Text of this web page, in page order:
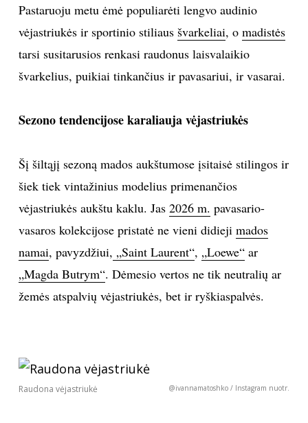
MUZIKA
FOTOGRAFIJA
MENAS
ORAI
ĮDOMYBĖS
KNYGOS
Pastaruoju metu ėmė populiarėti lengvo audinio
vėjastriukės ir sportinio stiliaus švarkeliai, o madistės
tarsi susitarusios renkasi raudonus laisvalaikio
švarkelius, puikiai tinkančius ir pavasariui, ir vasarai.
Sezono tendencijose karaliauja vėjastriukės
Šį šiltąjį sezoną mados aukštumose įsitaisė stilingos ir
šiek tiek vintažinius modelius primenančios
vėjastriukės aukštu kaklu. Jas 2026 m. pavasario-
vasaros kolekcijose pristatė ne vieni didieji mados
namai, pavyzdžiui, „Saint Laurent“, „Loewe“ar
„Magda Butrym“. Dėmesio vertos ne tik neutralių ar
žemės atspalvių vėjastriukės, bet ir ryškiaspalvės.
Raudona vėjastriukė @ivannamatoshko / Instagram nuotr.